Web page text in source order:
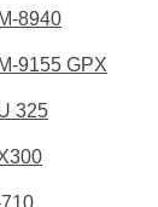
8940
9155 GPX
325